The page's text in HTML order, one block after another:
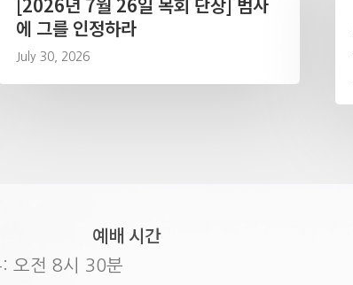
에 그를 인정하라
July 30, 2026
예배 시간
오전 8시 30분